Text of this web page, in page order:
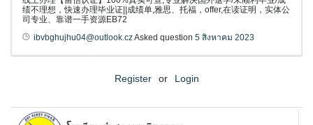
绩不理想，快速办理毕业证||成绩单,雅思、托福，offer,在读证明，实体公
司专业、靠谱一手资源EB72
ibvbghujhu04@outlook.czAsked question 5 สิงหาคม 2023
Register or Login